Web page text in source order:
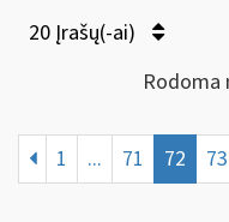
20 Įrašų(-ai)
Rodoma
1 ... 71 72 73